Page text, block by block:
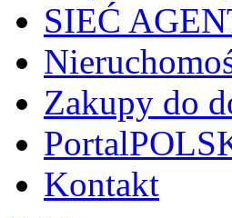
SIEĆ
Zakupy do
Kontakt